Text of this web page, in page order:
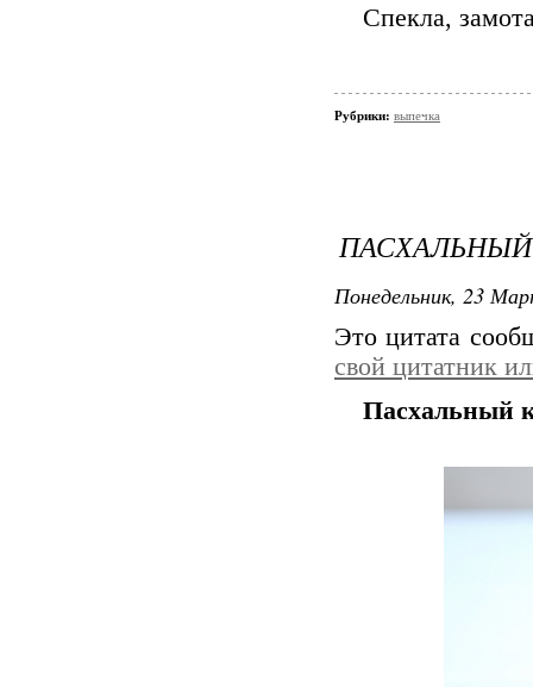
Спекла,
Рубрики: выпечка
Понедельник, 23
Это цитата
свой цитатник
Пасхальный